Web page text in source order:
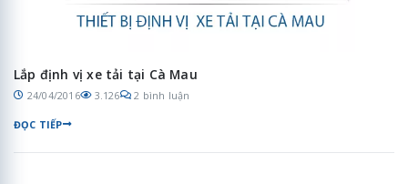
Lắp định vị xe tải tại Cà Mau
24/04/2016 3.126 2 bình luận
ĐỌC TIẾP